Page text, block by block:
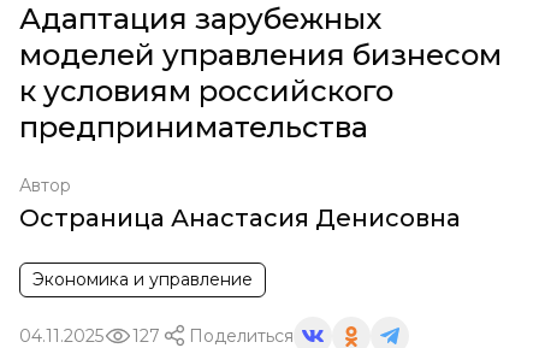
Адаптация зарубежных
моделей управления бизнесом
к условиям российского
предпринимательства
Автор
Остраница Анастасия Денисовна
Экономика и управление
04.11.2025 127 Поделиться